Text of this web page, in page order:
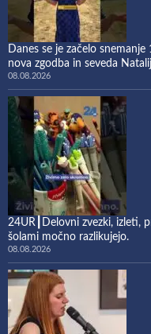
Danes se je začelo
nova zgodba in seveda
08.08.2026
24UR┃Delovni zvezki, izleti,
šolami močno razlikujejo.
08.08.2026